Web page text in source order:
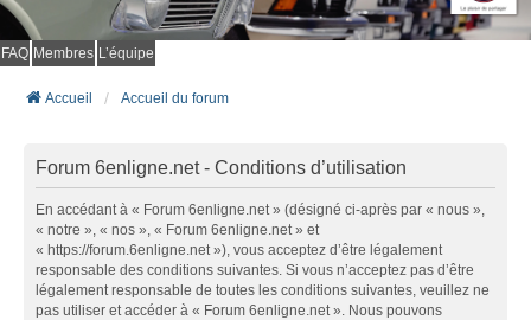
FAQ Membres L’équipe
Accueil Accueil du forum
Forum 6enligne.net - Conditions d’utilisation
En accédant à « Forum 6enligne.net » (désigné ci-après par « nous »,
« notre », « nos », « Forum 6enligne.net » et
« https://forum.6enligne.net »), vous acceptez d’être légalement
responsable des conditions suivantes. Si vous n’acceptez pas d’être
légalement responsable de toutes les conditions suivantes, veuillez ne
pas utiliser et accéder à « Forum 6enligne.net ». Nous pouvons